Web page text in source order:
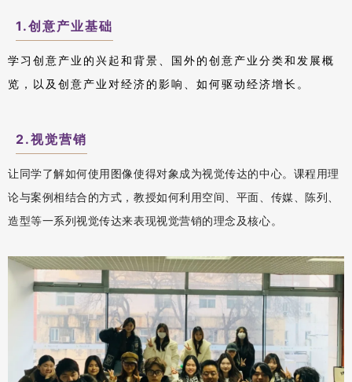
1.创意产业基础
学习创意产业的兴起和背景、国外的创意产业分类和发展概
览，以及创意产业对经济的影响、如何驱动经济增长。
2.视觉营销
让同学了解如何使用图像使得对象成为视觉传达的中心。课程用理
论与案例相结合的方式，教授如何利用空间、平面、传媒、陈列、
造型等一系列视觉传达来表现视觉营销的理念及核心。